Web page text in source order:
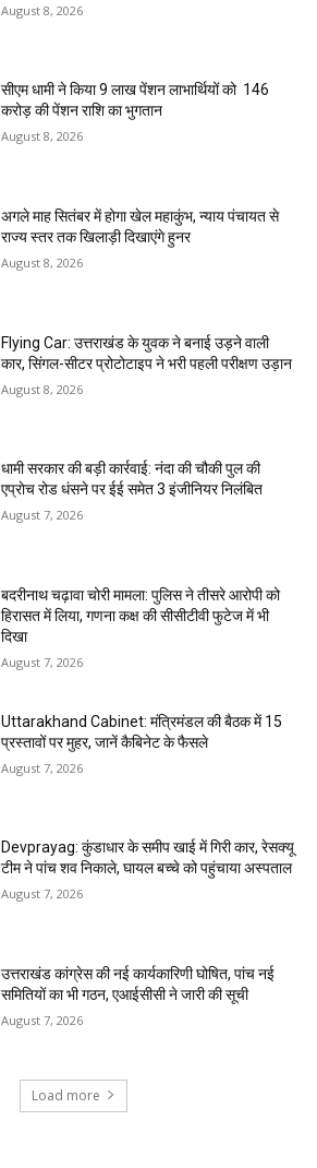
August 8, 2026
सीएम धामी ने किया 9 लाख पेंशन लाभार्थियों को ₹ 146
करोड़ की पेंशन राशि का भुगतान
August 8, 2026
अगले माह सितंबर में होगा खेल महाकुंभ, न्याय पंचायत से
राज्य स्तर तक खिलाड़ी दिखाएंगे हुनर
August 8, 2026
Flying Car: उत्तराखंड के युवक ने बनाई उड़ने वाली
कार, सिंगल-सीटर प्रोटोटाइप ने भरी पहली परीक्षण उड़ान
August 8, 2026
धामी सरकार की बड़ी कार्रवाई: नंदा की चौकी पुल की
एप्राेच रोड धंसने पर ईई समेत 3 इंजीनियर निलंबित
August 7, 2026
बदरीनाथ चढ़ावा चोरी मामला: पुलिस ने तीसरे आरोपी को
हिरासत में लिया, गणना कक्ष की सीसीटीवी फुटेज में भी
दिखा
August 7, 2026
Uttarakhand Cabinet: मंत्रिमंडल की बैठक में 15
प्रस्तावों पर मुहर, जानें कैबिनेट के फैसले
August 7, 2026
Devprayag: कुंडाधार के समीप खाई में गिरी कार, रेसक्यू
टीम ने पांच शव निकाले, घायल बच्चे को पहुंचाया अस्पताल
August 7, 2026
उत्तराखंड कांग्रेस की नई कार्यकारिणी घोषित, पांच नई
समितियों का भी गठन, एआईसीसी ने जारी की सूची
August 7, 2026
Load more